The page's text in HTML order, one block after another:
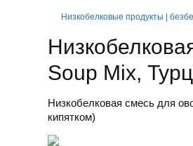
Низкобелковые продукты |
Soup Mix,
Низкобелковая смесь для
кипятком)